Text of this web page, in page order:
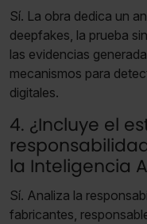
Sí. La obra dedica un
deepfakes, la prueba
las evidencias
mecanismos para
digitales.
4. ¿Incluye el
la Inteligencia
Sí. Analiza la
fabricantes,